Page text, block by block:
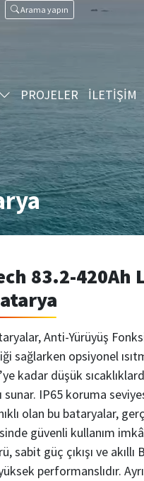
Arama yapın
PROJELER İLETİŞİM
83.2-420Ah
Anti-Yürüyüş
sağlarken opsiyonel
kadar düşük
IP65 koruma
olan bu bataryalar,
güvenli kullanım
sabit güç çıkışı ve akıllı
performanslıdır.